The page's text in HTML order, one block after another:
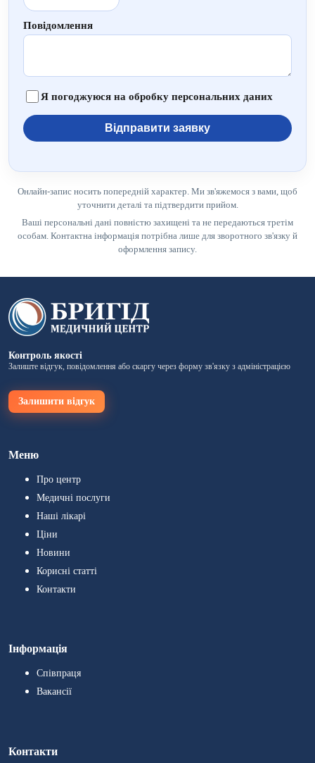
Повідомлення
Я погоджуюся на обробку персональних даних
Відправити заявку
Онлайн-запис носить попередній характер. Ми зв'яжемося з вами, щоб
уточнити деталі та підтвердити прийом.
Ваші персональні дані повністю захищені та не передаються третім
особам. Контактна інформація потрібна лише для зворотного зв'язку й
оформлення запису.
Контроль якості
Залиште відгук, повідомлення або скаргу через форму зв'язку з адміністрацією
Залишити відгук
Меню
Про центр
Медичні послуги
Наші лікарі
Ціни
Новини
Корисні статті
Контакти
Інформація
Співпраця
Вакансії
Контакти